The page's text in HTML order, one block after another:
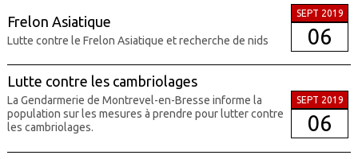
Frelon Asiatique
Lutte contre le Frelon Asiatique et recherche de nids
SEPT 2019
06
Lutte contre les cambriolages
La Gendarmerie de Montrevel-en-Bresse informe la
population sur les mesures à prendre pour lutter contre
les cambriolages.
SEPT 2019
06